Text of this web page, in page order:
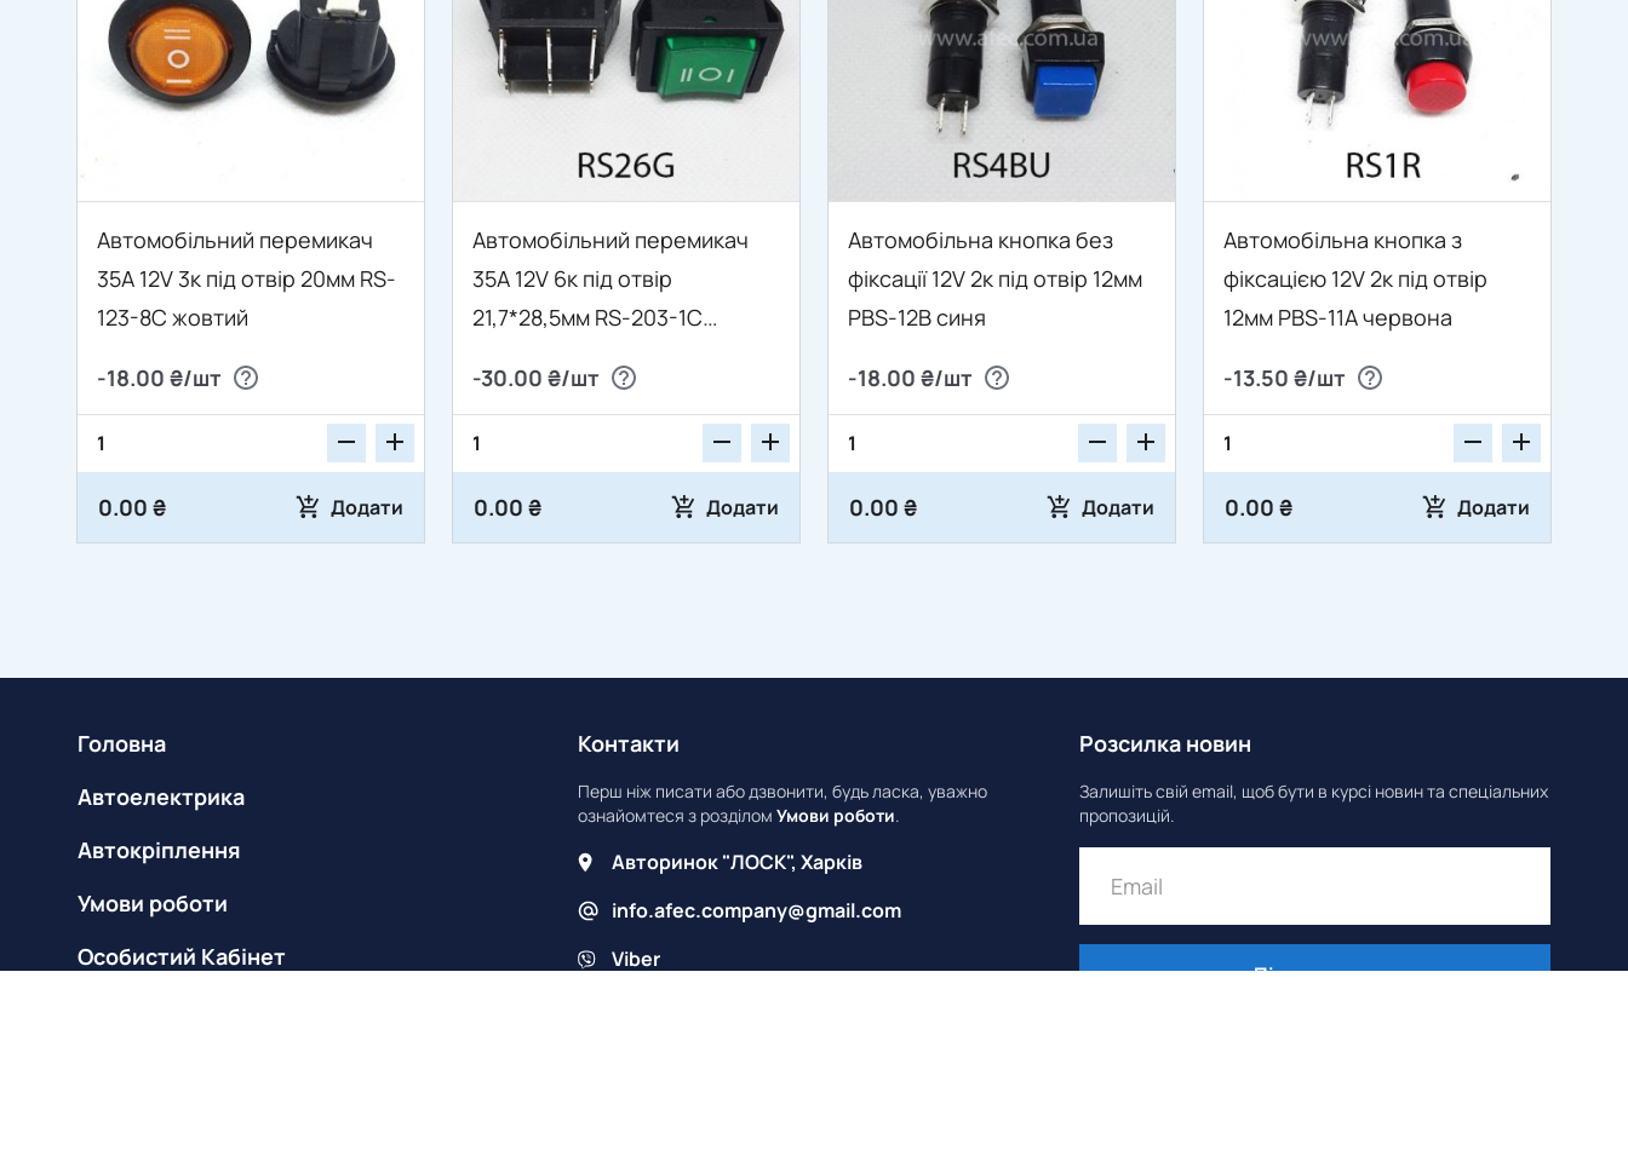
Автомобільний перемикач
35A 12V 3к під отвір 20мм RS-
123-8C жовтий
-18.00 ₴/шт
0.00 ₴ Додати
Автомобільний перемикач
35А 12V 6к під отвір
21,7*28,5мм RS-203-1C
-30.00 ₴/шт
0.00 ₴ Додати
Автомобільна кнопка без
фіксації 12V 2к під отвір 12мм
PBS-12B синя
-18.00 ₴/шт
0.00 ₴ Додати
Автомобільна кнопка з
фіксацією 12V 2к під отвір
12мм PBS-11A червона
-13.50 ₴/шт
0.00 ₴ Додати
Головна
Автоелектрика
Автокріплення
Умови роботи
Особистий Кабінет
Контакти
Перш ніж писати або дзвонити, будь ласка, уважно
ознайомтеся з розділомУмови роботи.
Авторинок "ЛОСК", Харків
info.afec.company@gmail.com
Viber
Розсилка новин
Залишіть свій email, щоб бути в курсі новин та спеціальних
пропозицій.
Підписатися